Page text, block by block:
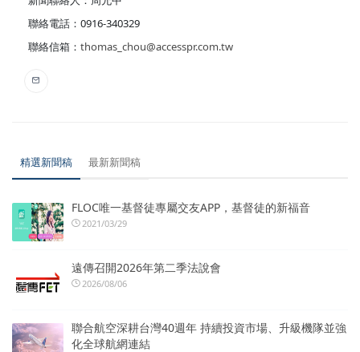
聯絡電話：0916-340329
聯絡信箱： thomas_chou@accesspr.com.tw
精選新聞稿 最新新聞稿
FLOC唯一基督徒專屬交友APP，基督徒的新福音
2021/03/29
遠傳召開2026年第二季法說會
2026/08/06
聯合航空深耕台灣40週年 持續投資市場、升級機隊並強
化全球航網連結